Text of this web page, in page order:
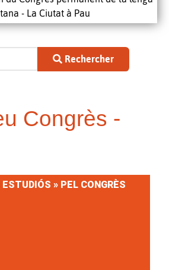
- La Ciutat à Pau
Rechercher
Congrès -
» PEL CONGRÈS